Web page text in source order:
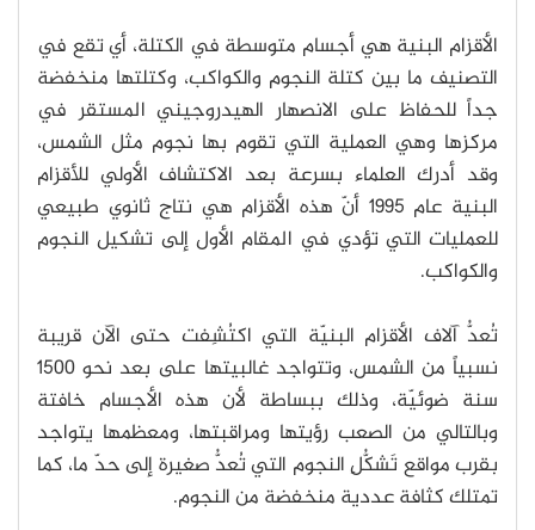
الأقزام البنية هي أجسام متوسطة في الكتلة، أي تقع في
التصنيف ما بين كتلة النجوم والكواكب، وكتلتها منخفضة
جداً للحفاظ على الانصهار الهيدروجيني المستقر في
مركزها وهي العملية التي تقوم بها نجوم مثل الشمس،
وقد أدرك العلماء بسرعة بعد الاكتشاف الأولي للأقزام
البنية عام 1995 أنّ هذه الأقزام هي نتاج ثانوي طبيعي
للعمليات التي تؤدي في المقام الأول إلى تشكيل النجوم
والكواكب.
تُعدُّ آلاف الأقزام البنيّة التي اكتُشِفت حتى الآن قريبة
نسبياً من الشمس، وتتواجد غالبيتها على بعد نحو 1500
سنة ضوئيّة، وذلك ببساطة لأن هذه الأجسام خافتة
وبالتالي من الصعب رؤيتها ومراقبتها، ومعظمها يتواجد
بقرب مواقع تَشكُّلِ النجوم التي تُعدُّ صغيرة إلى حدّ ما، كما
تمتلك كثافة عددية منخفضة من النجوم.